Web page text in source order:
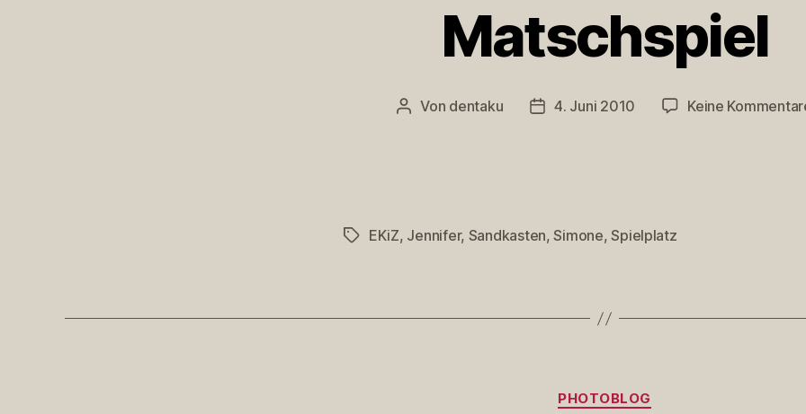
Matschspiel
Beitragsautor
Von dentaku Veröffentlichungsdatum
4. Juni 2010 Keine
Schlagwörter
EKiZ, Jennifer, Sandkasten,Simone,Spielplatz
Kategorien
PHOTOBLOG